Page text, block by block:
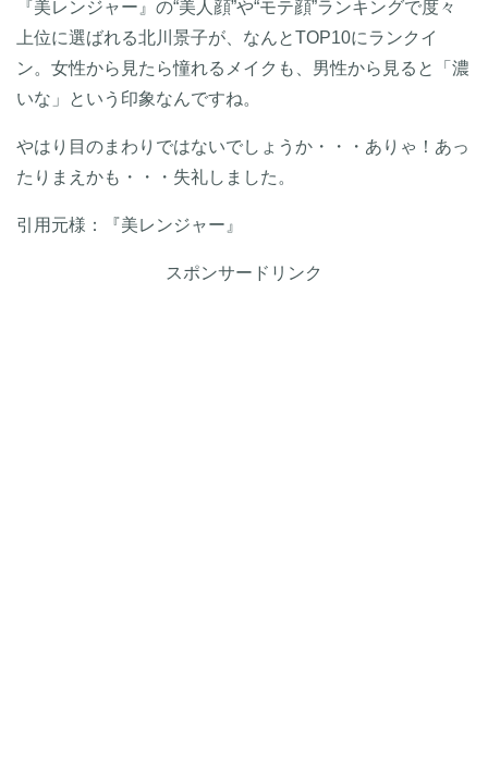
『美レンジャー』の“美人顔”や“モテ顔”ランキングで度々
上位に選ばれる北川景子が、なんとTOP10にランクイ
ン。女性から見たら憧れるメイクも、男性から見ると「濃
いな」という印象なんですね。
やはり目のまわりではないでしょうか・・・ありゃ！あっ
たりまえかも・・・失礼しました。
引用元様：『美レンジャー』
スポンサードリンク